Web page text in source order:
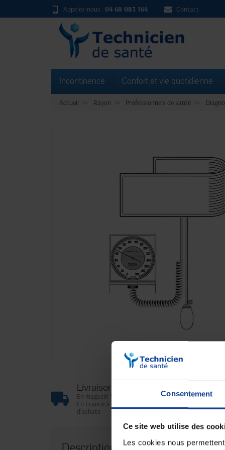
Consentement
Ce site web utilise des
Les cookies nous
Appelez-nous : 04 68 083 164 Contact
Incontinence Confort et vie quotidienne
Accueil Rayon Professionnels de santé
Livraison gratuite
En magasin Technicien de santé
En France à domicile à partir de 99€
d'achats